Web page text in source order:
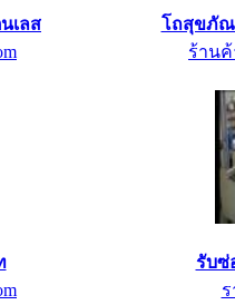
เลส
โถสุขภัณ
ร้านค้
รับซ่